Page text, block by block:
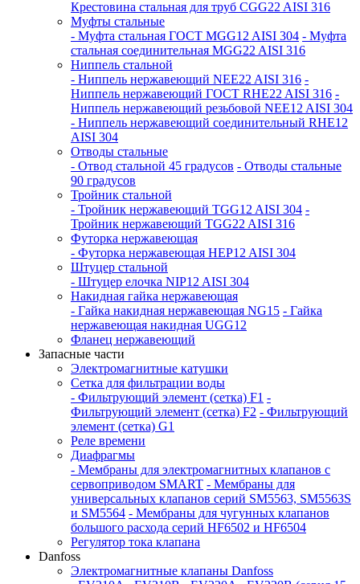
Крестовина стальная для труб CGG22 AISI 316
Муфты стальные
- Муфта стальная ГОСТ MGG12 AISI 304 - Муфта
стальная соединительная MGG22 AISI 316
Ниппель стальной
- Ниппель нержавеющий NEE22 AISI 316 -
Ниппель нержавеющий ГОСТ RHE22 AISI 316 -
Ниппель нержавеющий резьбовой NEE12 AISI 304
- Ниппель нержавеющий соединительный RHE12
AISI 304
Отводы стальные
- Отвод стальной 45 градусов - Отводы стальные
90 градусов
Тройник стальной
- Тройник нержавеющий TGG12 AISI 304 -
Тройник нержавеющий TGG22 AISI 316
Футорка нержавеющая
- Футорка нержавеющая HEP12 AISI 304
Штуцер стальной
- Штуцер елочка NIP12 AISI 304
Накидная гайка нержавеющая
- Гайка накидная нержавеющая NG15 - Гайка
нержавеющая накидная UGG12
Фланец нержавеющий
Запасные части
Электромагнитные катушки
Сетка для фильтрации воды
- Фильтрующий элемент (сетка) F1 -
Фильтрующий элемент (сетка) F2 - Фильтрующий
элемент (сетка) G1
Реле времени
Диафрагмы
- Мембраны для электромагнитных клапанов с
сервоприводом SMART - Мембраны для
универсальных клапанов серий SM5563, SM5563S
и SM5564 - Мембраны для чугунных клапанов
большого расхода серий HF6502 и HF6504
Регулятор тока клапана
Danfoss
Электромагнитные клапаны Danfoss